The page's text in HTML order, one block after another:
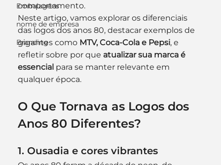
Embalagens
nome de empresa
Branding
comportamento.
Neste artigo, vamos explorar os diferenciais
das logos dos anos 80, destacar exemplos de
gigantes como MTV, Coca-Cola e Pepsi, e
refletir sobre por que atualizar sua marca é
essencial para se manter relevante em
qualquer época.
O Que Tornava as Logos dos
Anos 80 Diferentes?
1. Ousadia e cores vibrantes